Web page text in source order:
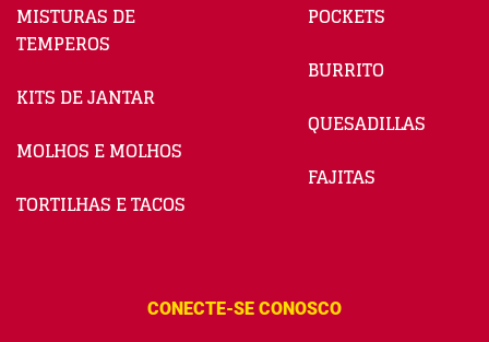
MISTURAS DE
TEMPEROS
KITS DE JANTAR
MOLHOS E MOLHOS
TORTILHAS E TACOS
POCKETS
BURRITO
QUESADILLAS
FAJITAS
CONECTE-SE CONOSCO